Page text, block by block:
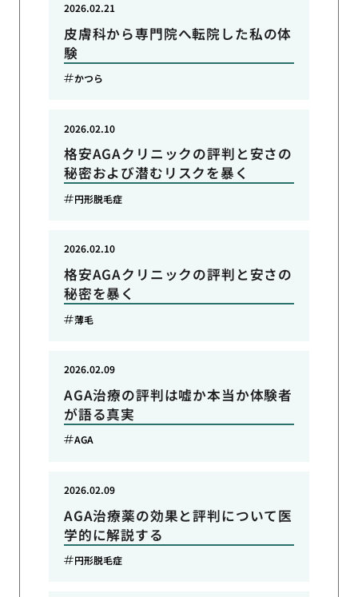
皮膚科から専門院へ転院した私の体
験
2026.02.21
かつら
格安AGAクリニックの評判と安さの
秘密および潜むリスクを暴く
2026.02.10
円形脱毛症
格安AGAクリニックの評判と安さの
秘密を暴く
2026.02.10
薄毛
AGA治療の評判は嘘か本当か体験者
が語る真実
2026.02.09
AGA
AGA治療薬の効果と評判について医
学的に解説する
2026.02.09
円形脱毛症